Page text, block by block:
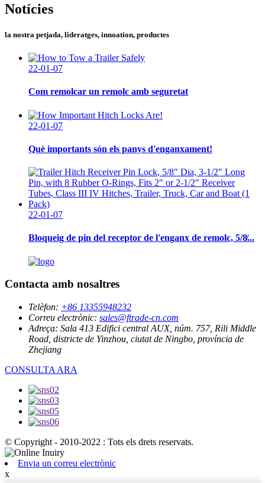
Notícies
la nostra petjada, lideratges, innoation, productes
22-01-07
Com remolcar un remolc amb seguretat
22-01-07
Què importants són els panys d'enganxament!
22-01-07
Bloqueig de pin del receptor de l'enganx de remolc, 5/8̸...
Contacta amb nosaltres
Telèfon: +86 13355948232
Correu electrònic: sales@ftrade-cn.com
Adreça: Sala 413 Edifici central AUX, núm. 757, Rili Middle
Road, districte de Yinzhou, ciutat de Ningbo, província de
Zhejiang
CONSULTA ARA
© Copyright - 2010-2022 : Tots els drets reservats.
Envia un correu electrònic
x